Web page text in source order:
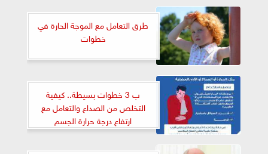
طرق التعامل مع الموجة الحارة في
خطوات
ب 3 خطوات بسيطة.. كيفية
التخلص من الصداع والتعامل مع
ارتفاع درجة حرارة الجسم